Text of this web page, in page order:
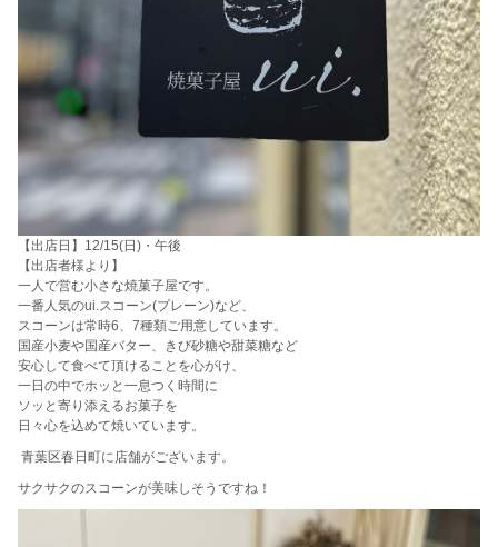
【出店日】12/15(日)・午後
【出店者様より】
一人で営む小さな焼菓子屋です。
一番人気のui.スコーン(プレーン)など、
スコーンは常時6、7種類ご用意しています。
国産小麦や国産バター、きび砂糖や甜菜糖など
安心して食べて頂けることを心がけ、
一日の中でホッと一息つく時間に
ソッと寄り添えるお菓子を
日々心を込めて焼いています。
青葉区春日町に店舗がございます。
サクサクのスコーンが美味しそうですね！